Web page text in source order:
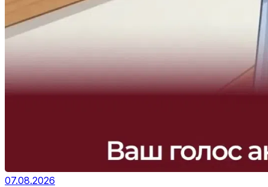
07.08.2026